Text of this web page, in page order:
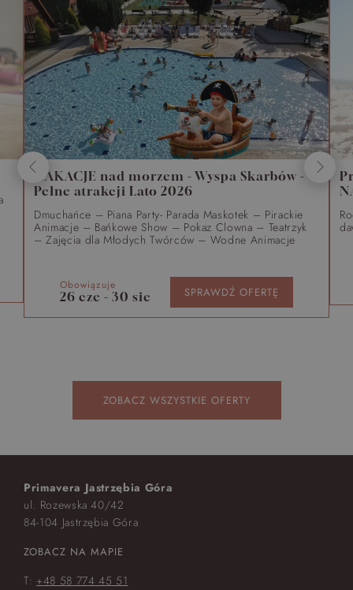
WAKACJE nad morzem - Wyspa Skarbów -
Pełne atrakcji Lato 2026
Dmuchańce – Piana Party- Parada Maskotek – Pirackie
Animacje – Bańkowe Show – Pokaz Clowna – Teatrzyk
– Zajęcia dla Młodych Twórców – Wodne Animacje
26 cze - 30 sie
Obowiązuje SPRAWDŹ OFERTĘ
ZOBACZ WSZYSTKIE OFERTY
Primavera Jastrzębia Góra
ul. Rozewska 40/42
84-104 Jastrzębia Góra
ZOBACZ NA MAPIE
T: +48 58 774 45 51